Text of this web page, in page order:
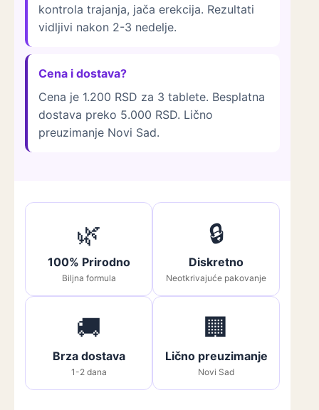
kontrola trajanja, jača erekcija. Rezultati
vidljivi nakon 2-3 nedelje.
Cena i dostava?
Cena je 1.200 RSD za 3 tablete. Besplatna
dostava preko 5.000 RSD. Lično
preuzimanje Novi Sad.
🌿
100% Prirodno
Biljna formula
🔒
Diskretno
Neotkrivajuće pakovanje
🚚
Brza dostava
1-2 dana
🏢
Lično preuzimanje
Novi Sad